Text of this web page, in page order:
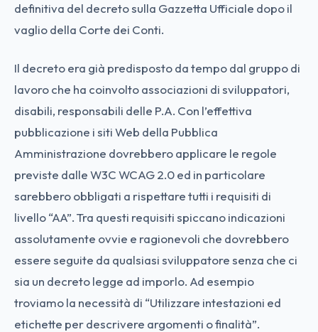
definitiva del decreto sulla Gazzetta Ufficiale dopo il
vaglio della Corte dei Conti.
Il decreto era già predisposto da tempo dal gruppo di
lavoro che ha coinvolto associazioni di sviluppatori,
disabili, responsabili delle P.A. Con l’effettiva
pubblicazione i siti Web della Pubblica
Amministrazione dovrebbero applicare le regole
previste dalle W3C WCAG 2.0 ed in particolare
sarebbero obbligati a rispettare tutti i requisiti di
livello “AA”. Tra questi requisiti spiccano indicazioni
assolutamente ovvie e ragionevoli che dovrebbero
essere seguite da qualsiasi sviluppatore senza che ci
sia un decreto legge ad imporlo. Ad esempio
troviamo la necessità di “Utilizzare intestazioni ed
etichette per descrivere argomenti o finalità”.